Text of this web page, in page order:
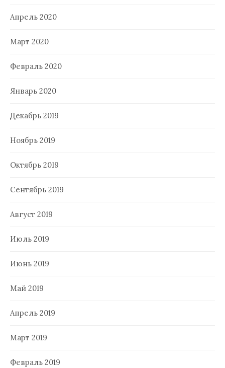
Апрель 2020
Март 2020
Февраль 2020
Январь 2020
Декабрь 2019
Ноябрь 2019
Октябрь 2019
Сентябрь 2019
Август 2019
Июль 2019
Июнь 2019
Май 2019
Апрель 2019
Март 2019
Февраль 2019